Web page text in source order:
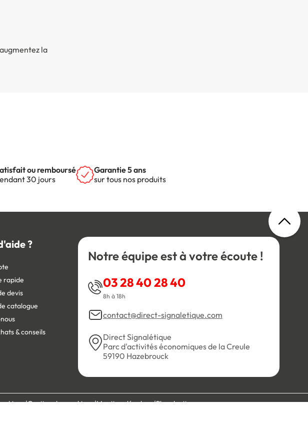
la
ou remboursé
30 jours
Garantie 5 ans
sur tous nos produits
?
rapide
devis
catalogue
& conseils
Notre équipe est à votre écoute !
03 28 40 28 40
8h à 18h
contact@direct-signaletique.com
Direct Signalétique
Parc d'activités économiques de la Creule
59190 Hazebrouck
Gestion des cookies Mentions légales Plan du site